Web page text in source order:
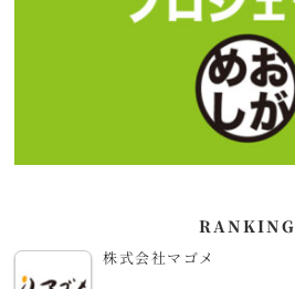
RANKING
株式会社マゴメ